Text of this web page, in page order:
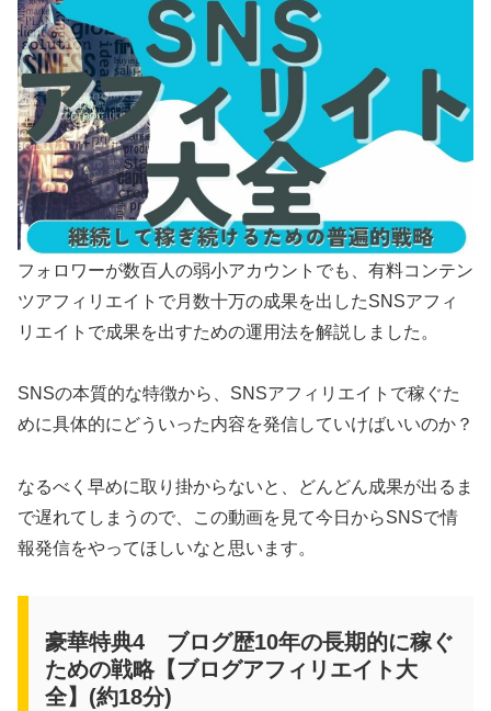
フォロワーが数百人の弱小アカウントでも、有料コンテン
ツアフィリエイトで月数十万の成果を出したSNSアフィ
リエイトで成果を出すための運用法を解説しました。
SNSの本質的な特徴から、SNSアフィリエイトで稼ぐた
めに具体的にどういった内容を発信していけばいいのか？
なるべく早めに取り掛からないと、どんどん成果が出るま
で遅れてしまうので、この動画を見て今日からSNSで情
報発信をやってほしいなと思います。
豪華特典4 ブログ歴10年の長期的に稼ぐ
ための戦略【ブログアフィリエイト大
全】(約18分)